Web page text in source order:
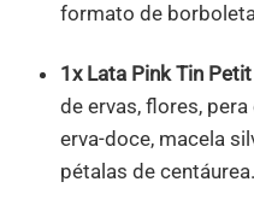
formato de
1x Lata Pink Tin
de ervas, flores,
erva-doce, macela
pétalas de centáurea.